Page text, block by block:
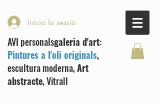
Inicia la sessió
AVI personalsgaleria d'art:
Pintures a l'oli originals,
escultura moderna,Art
abstracte, Vitrall